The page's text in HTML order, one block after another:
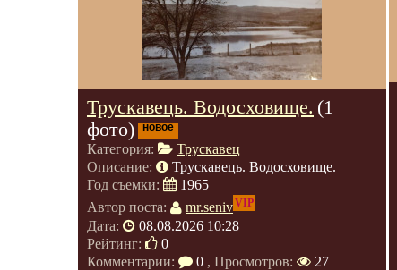
Трускавець. Водосховище. (1
фото)
новое
Категория:
Трускавец
Описание:
Трускавець. Водосховище.
Год съемки:
1965
Автор поста:
mr.senivVIP
Дата:
08.08.2026 10:28
Рейтинг:
0
Комментарии:
0 , Просмотров:
27